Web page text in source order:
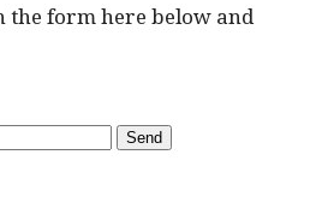
the form here below and